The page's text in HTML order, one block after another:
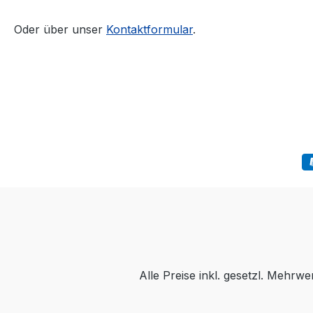
Oder über unser Kontaktformular.
Alle Preise inkl. gesetzl.